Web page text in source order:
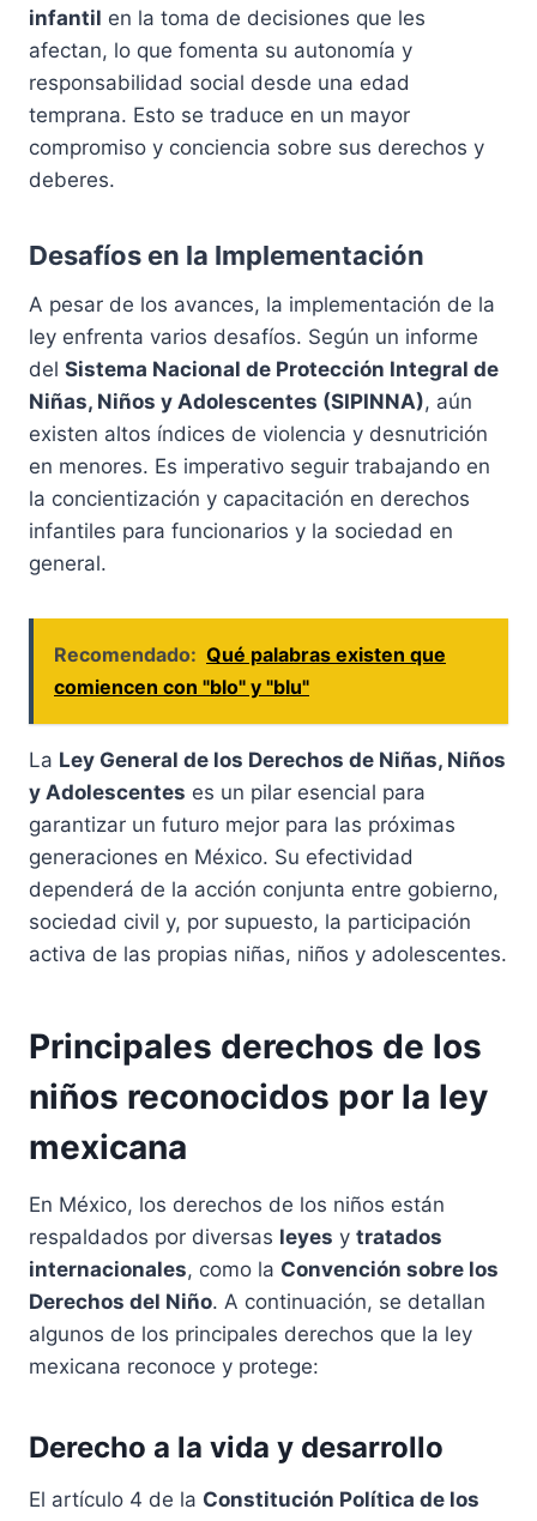
infantil en la toma de decisiones que les
afectan, lo que fomenta su autonomía y
responsabilidad social desde una edad
temprana. Esto se traduce en un mayor
compromiso y conciencia sobre sus derechos y
deberes.
Desafíos en la Implementación
A pesar de los avances, la implementación de la
ley enfrenta varios desafíos. Según un informe
del Sistema Nacional de Protección Integral de
Niñas, Niños y Adolescentes (SIPINNA), aún
existen altos índices de violencia y desnutrición
en menores. Es imperativo seguir trabajando en
la concientización y capacitación en derechos
infantiles para funcionarios y la sociedad en
general.
Recomendado: Qué palabras existen que
comiencen con "blo" y "blu"
La Ley General de los Derechos de Niñas, Niños
y Adolescentes es un pilar esencial para
garantizar un futuro mejor para las próximas
generaciones en México. Su efectividad
dependerá de la acción conjunta entre gobierno,
sociedad civil y, por supuesto, la participación
activa de las propias niñas, niños y adolescentes.
Principales derechos de los
niños reconocidos por la ley
mexicana
En México, los derechos de los niños están
respaldados por diversas leyes y tratados
internacionales, como la Convención sobre los
Derechos del Niño. A continuación, se detallan
algunos de los principales derechos que la ley
mexicana reconoce y protege:
Derecho a la vida y desarrollo
El artículo 4 de la Constitución Política de los